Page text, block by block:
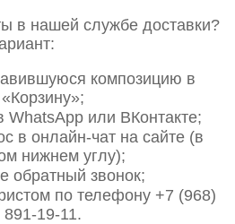
в нашей службе доставки?
композицию в
«Корзину»;
WhatsApp или ВКонтакте;
в онлайн-чат на сайте (в
нижнем углу);
обратный звонок;
по телефону +7 (968)
891-19-11.